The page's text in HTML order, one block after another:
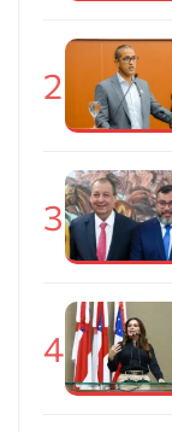
2
3
4